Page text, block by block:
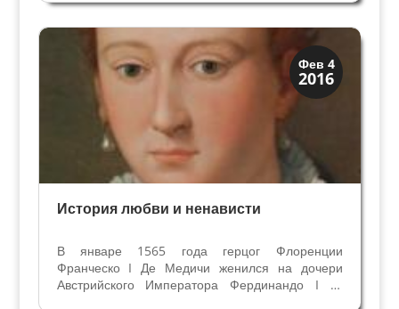
Джорджио ин Брайда. Речь идёт об
изображении Христа, несущего крест,
написанного необычной растительной...
Фев 4
2016
Династии
Медичи Флоренция
История любви и ненависти
В январе 1565 года герцог Флоренции
Франческо I Де Медичи женился на дочери
Австрийского Императора Фердинандо I —